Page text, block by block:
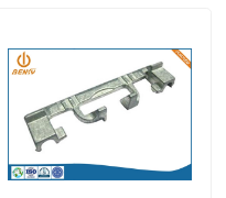
numérique par
numérique par